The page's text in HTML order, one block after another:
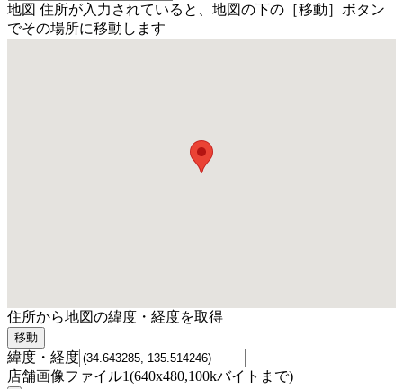
地図 住所が入力されていると、地図の下の［移動］ボタン
でその場所に移動します
住所から地図の緯度・経度を取得
緯度・経度
店舗画像ファイル1(640x480,100kバイトまで)